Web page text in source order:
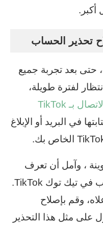
حتى بعد تجربة جميع
لفترة طويلة،
الاتصال بـ TikTok
في البريد أو الإبلاغ
، وآمل أن تعرف
الآن كيفية إصلاح تحذير الحساب في تيك توك TikTok.
وقم بإصلاح
على مثل هذا التحذير